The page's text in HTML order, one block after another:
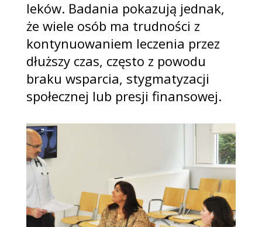
leków. Badania pokazują jednak,
że wiele osób ma trudności z
kontynuowaniem leczenia przez
dłuższy czas, często z powodu
braku wsparcia, stygmatyzacji
społecznej lub presji finansowej.